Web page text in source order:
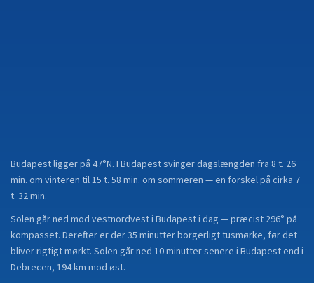
Budapestligger på 47°N. I Budapest svinger dagslængden fra 8 t. 26
min. om vinteren til 15 t. 58 min. om sommeren — en forskel på cirka 7
t. 32 min.
Solen går ned mod vestnordvest i Budapest i dag — præcist 296° på
kompasset. Derefter er der 35 minutter borgerligt tusmørke, før det
bliver rigtigt mørkt. Solen går ned 10 minutter senere i Budapest end i
Debrecen, 194 km mod øst.